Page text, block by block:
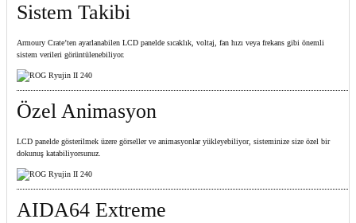
Sistem Takibi
Armoury Crate’ten ayarlanabilen LCD panelde sıcaklık, voltaj, fan hızı veya frekans gibi önemli
sistem verileri görüntülenebiliyor.
Özel Animasyon
LCD panelde gösterilmek üzere görseller ve animasyonlar yükleyebiliyor, sisteminize size özel bir
dokunuş katabiliyorsunuz.
AIDA64 Extreme